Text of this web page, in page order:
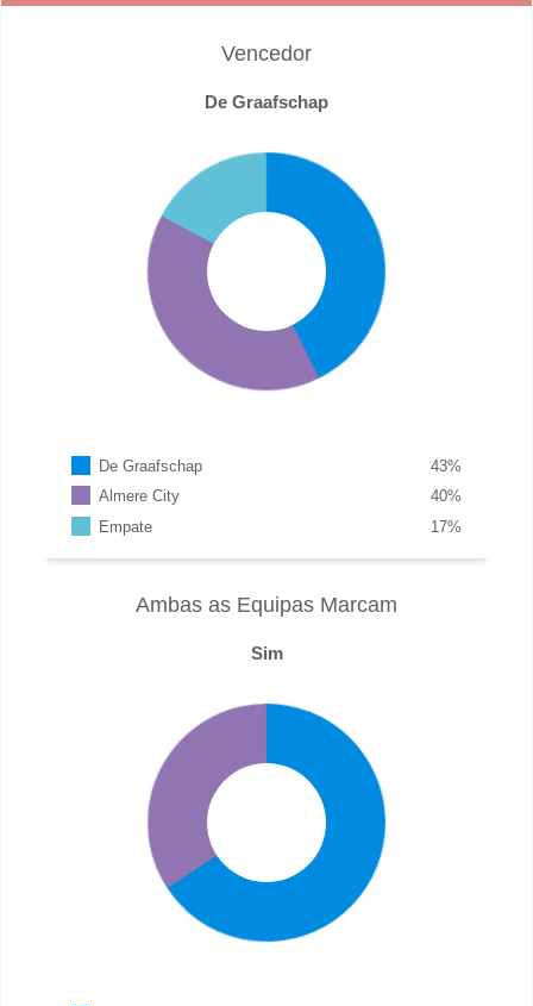
Vencedor
De Graafschap
De Graafschap %
43
Almere City
%
40
Empate
%
17
Ambas as Equipas Marcam
Sim